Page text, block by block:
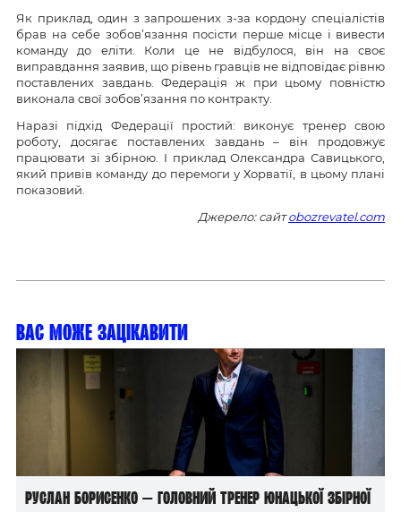
Як приклад, один з запрошених з-за кордону спеціалістів
брав на себе зобов’язання посісти перше місце і вивести
команду до еліти. Коли це не відбулося, він на своє
виправдання заявив, що рівень гравців не відповідає рівню
поставлених завдань. Федерація ж при цьому повністю
виконала свої зобов’язання по контракту.
Наразі підхід Федерації простий: виконує тренер свою
роботу, досягає поставлених завдань – він продовжує
працювати зі збірною. І приклад Олександра Савицького,
який привів команду до перемоги у Хорватії, в цьому плані
показовий.
Джерело: сайтobozrevatel.com
Вас може зацікавити
Руслан Борисенко — головний тренер юнацької збірної